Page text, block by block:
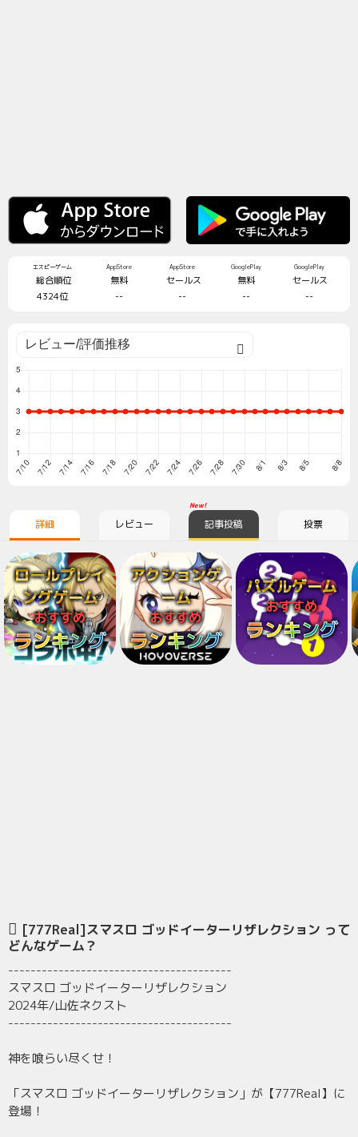
エスピーゲーム
総合順位
4324位
AppStore
無料
--
AppStore
セールス
--
GooglePlay
無料
--
GooglePlay
セールス
--
詳細 レビュー
New!
記事投稿 投票
ロールプレイ
ングゲーム
おすすめ
ランキング
アクションゲ
ーム
おすすめ
ランキング
パズルゲーム
おすすめ
ランキング
[777Real]スマスロ ゴッドイーターリザレクション って
どんなゲーム？
----------------------------------------
スマスロ ゴッドイーターリザレクション
2024年/山佐ネクスト
----------------------------------------
神を喰らい尽くせ！
「スマスロ ゴッドイーターリザレクション」が【777Real】に
登場！